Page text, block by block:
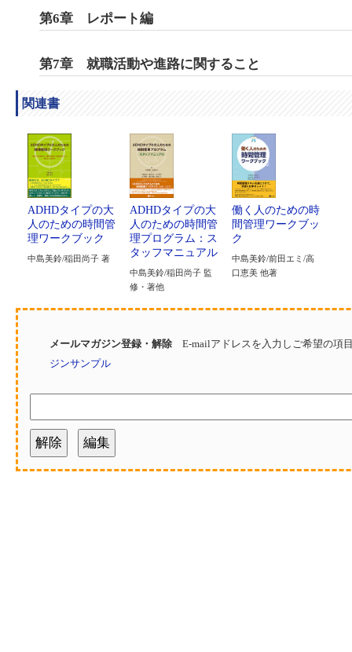
第6章 レポート編
第7章 就職活動や進路に関すること
関連書
ADHDタイプの大
人のための時間管
理ワークブック
中島美鈴/稲田尚子 著
ADHDタイプの大
人のための時間管
理プログラム：ス
タッフマニュアル
中島美鈴/稲田尚子 監
修・著他
働く人のための時
間管理ワークブッ
ク
中島美鈴/前田エミ/高
口恵美 他著
メールマガジン登録・解除 E-mailアドレスを入力しご希望の項
ジンサンプル